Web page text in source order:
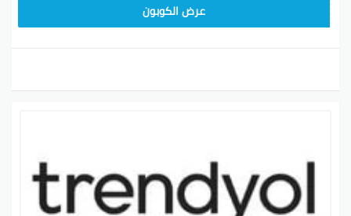
عرض الكوبون